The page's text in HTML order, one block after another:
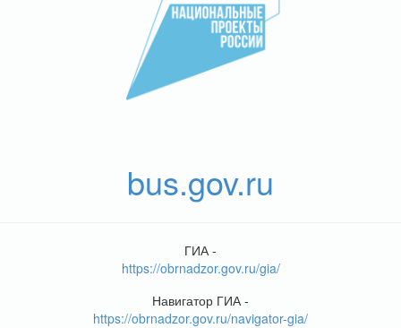
bus.gov.ru
ГИА -
https://obrnadzor.gov.ru/gia/
Навигатор ГИА -
https://obrnadzor.gov.ru/navigator-gia/